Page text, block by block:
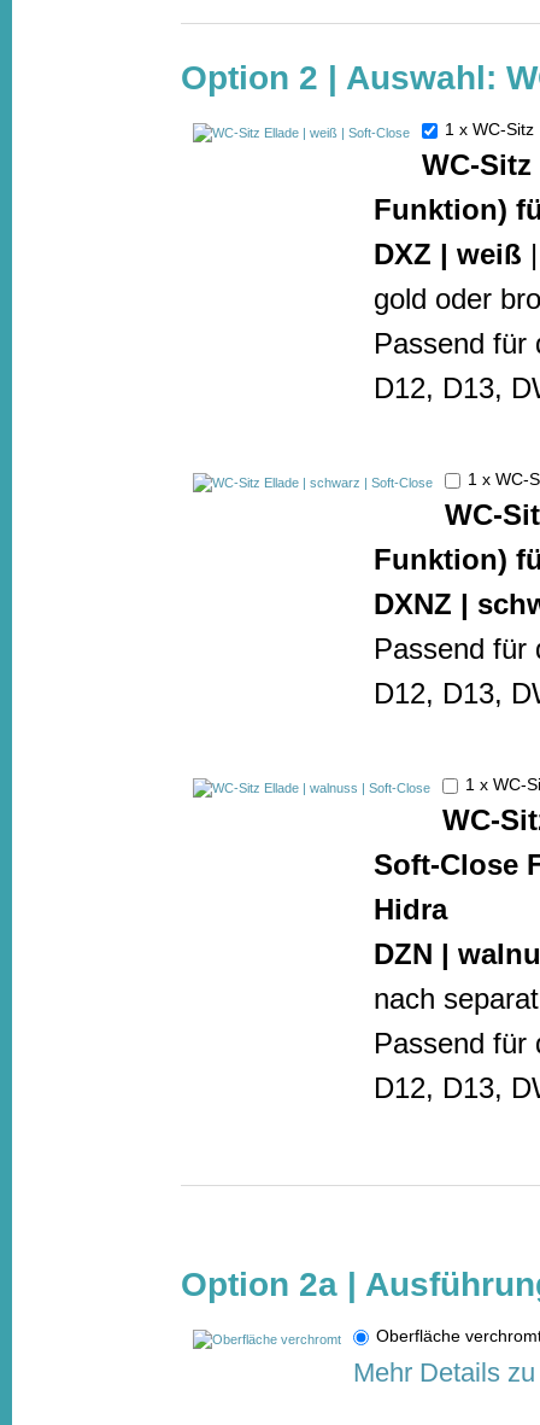
Option 2 | Auswahl:
1 x WC-
WC-
Funktion)
DXZ | weiß
gold oder
Passend für
D12, D13,
1 x WC-
WC-
Funktion)
DXNZ |
Passend für
D12, D13,
1 x WC-
WC-
Soft-Close
Hidra
DZN |
nach
Passend für
D12, D13,
Option 2a |
Oberfläche
Mehr Details